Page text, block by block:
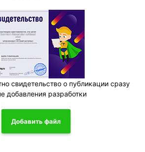
свидетельство о публикации сразу
добавления разработки
Добавить файл